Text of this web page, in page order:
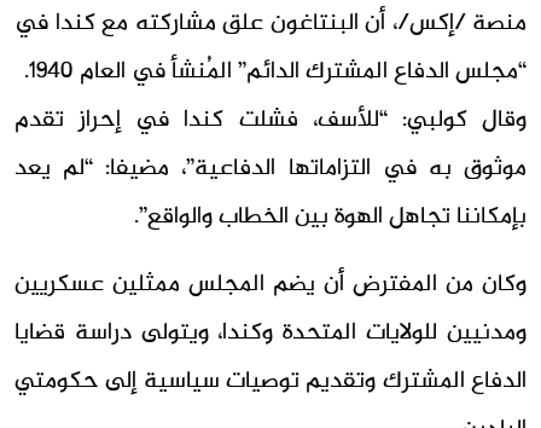
منصة /إكس/، أن البنتاغون علق مشاركته مع كندا في
“مجلس الدفاع المشترك الدائم” المُنشأ في العام 1940.
وقال كولبي: “للأسف، فشلت كندا في إحراز تقدم
موثوق به في التزاماتها الدفاعية”، مضيفا: “لم يعد
بإمكاننا تجاهل الهوة بين الخطاب والواقع”.
وكان من المفترض أن يضم المجلس ممثلين عسكريين
ومدنيين للولايات المتحدة وكندا، ويتولى دراسة قضايا
الدفاع المشترك وتقديم توصيات سياسية إلى حكومتي